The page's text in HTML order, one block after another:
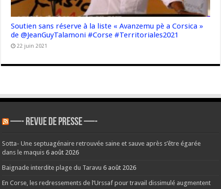
Soutien sans réserve à la liste « Avanzemu pè a Corsica »
de @JeanGuyTalamoni #Corse #Territoriales2021
22 juin 2021
—- REVUE DE PRESSE —-
Sotta- Une septuagénaire retrouvée saine et sauve après s’être égarée
dans le maquis 6 août 2026
Baignade interdite plage du Taravu 6 août 2026
En Corse, les redressements de l’Urssaf pour travail dissimulé augmentent